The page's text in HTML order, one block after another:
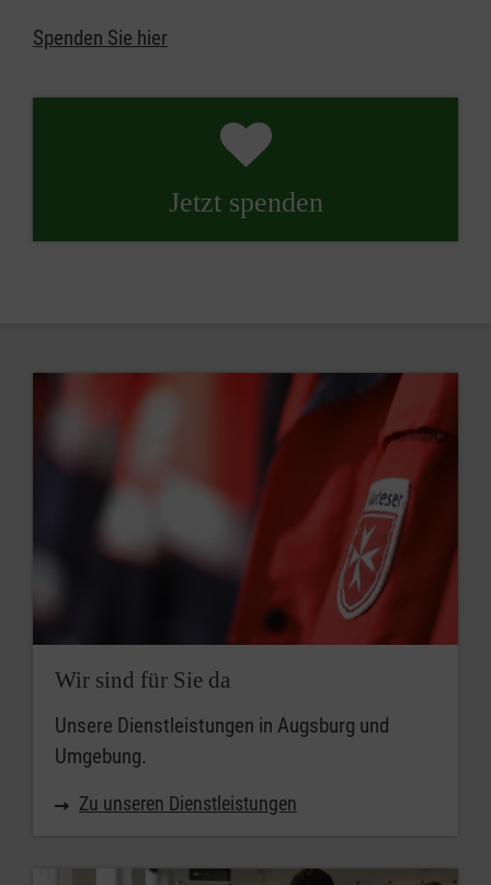
Spenden Sie hier
Jetzt spenden
Wir sind für Sie da
Unsere Dienstleistungen in Augsburg und
Umgebung.
Zu unseren Dienstleistungen